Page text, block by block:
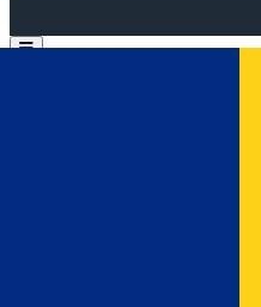
Open main menu